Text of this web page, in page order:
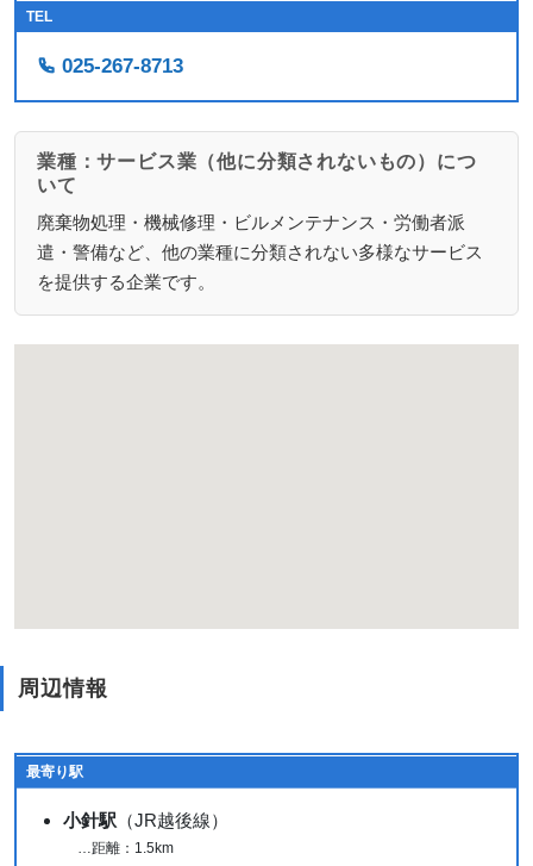
TEL
025-267-8713
業種：サービス業（他に分類されないもの）につ
いて
廃棄物処理・機械修理・ビルメンテナンス・労働者派
遣・警備など、他の業種に分類されない多様なサービス
を提供する企業です。
周辺情報
最寄り駅
小針駅 （JR越後線）
…距離：1.5km